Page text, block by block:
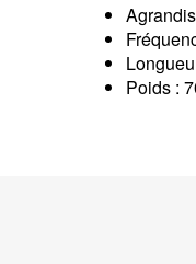
Poids :